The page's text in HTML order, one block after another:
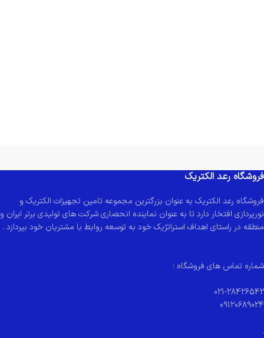
فروشگاه رعد الکتریک
فروشگاه رعد الکتریک به عنوان بزرگترین مجموعه تامین تجهیزات الکتریک و
نورپردازی افتخار دارد تا به عنوان نماینده انحصاری شرکت های تولیدی برتر ایران و
منطقه در راستای اهداف استراتژیک خود به توسعه روابط با مشتریان خود بپردازد .
شماره تماس های فروشگاه :
021-28426542
09120689024
.